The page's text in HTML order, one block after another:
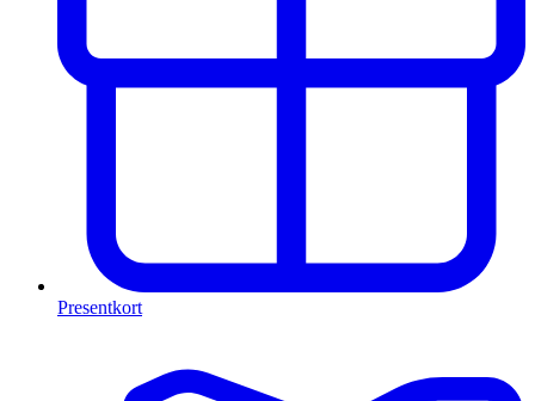
Presentkort